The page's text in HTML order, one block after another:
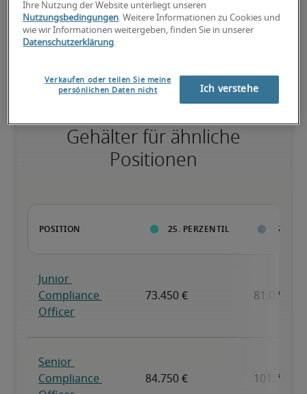
Überdurchschnittlich qualifiziert mit raren Fähigkeiten und/oder
langer Berufserfahrung in einer Position.
Gehälter für ähnliche
Positionen
Ihre Nutzung der Website unterliegt unseren
Nutzungsbedingungen. Weitere Informationen zu Cookies und
wie wir Informationen weitergeben, finden Sie in unserer
Datenschutzerklärung.
Verkaufen oder teilen Sie meine
persönlichen Daten nicht
Ich verstehe